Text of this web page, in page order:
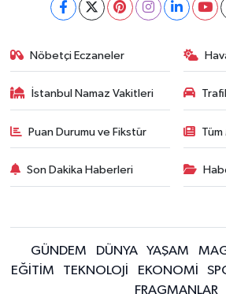
Nöbetçi Eczaneler
İstanbul Namaz Vakitleri
Puan Durumu ve Fikstür
Son Dakika Haberleri
GÜNDEM DÜNYA YAŞAM
EĞİTİM
TEKNOLOJİ EKONOMİ
FRAGMANLAR